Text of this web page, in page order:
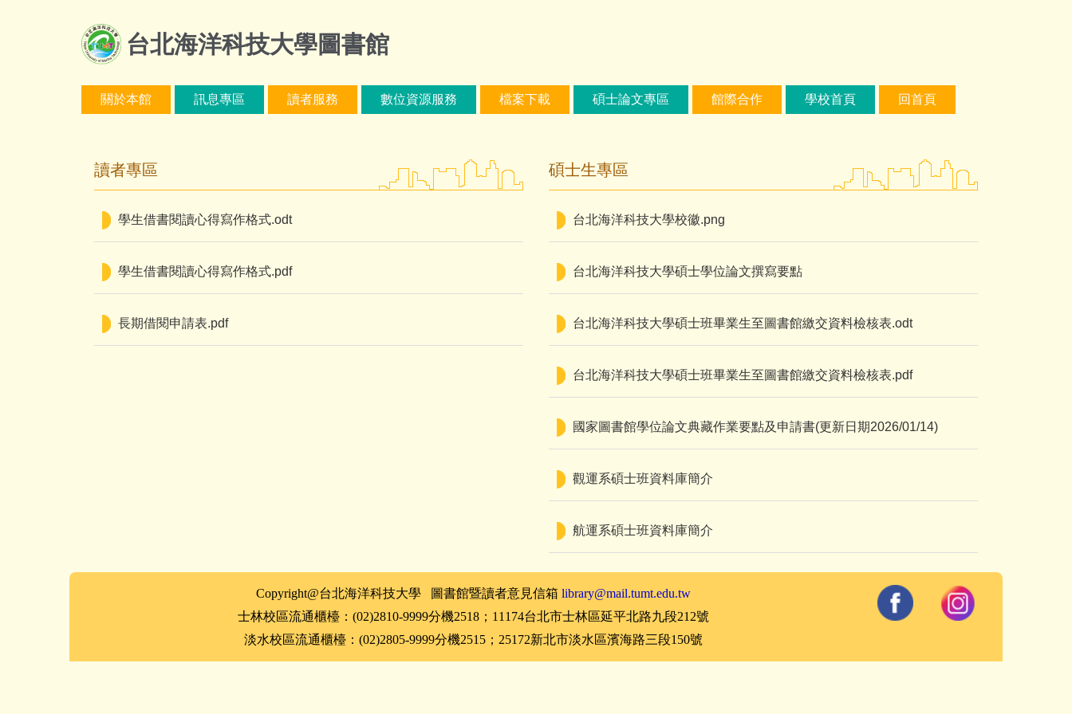
台北海洋科技大學圖書館
關於本館 訊息專區 讀者服務 數位資源服務 檔案下載 碩士論文專區 館際合作 學校首頁 回首頁
讀者專區
學生借書閱讀心得寫作格式.odt
學生借書閱讀心得寫作格式.pdf
長期借閱申請表.pdf
碩士生專區
台北海洋科技大學校徽.png
台北海洋科技大學碩士學位論文撰寫要點
台北海洋科技大學碩士班畢業生至圖書館繳交資料檢核表.odt
台北海洋科技大學碩士班畢業生至圖書館繳交資料檢核表.pdf
國家圖書館學位論文典藏作業要點及申請書(更新日期2026/01/14)
觀運系碩士班資料庫簡介
航運系碩士班資料庫簡介
Copyright@台北海洋科技大學 圖書館暨讀者意見信箱 library@mail.tumt.edu.tw
士林校區流通櫃檯：(02)2810-9999分機2518； 11174台北市士林區延平北路九段212號
淡水校區流通櫃檯：(02)2805-9999分機2515； 25172新北市淡水區濱海路三段150號